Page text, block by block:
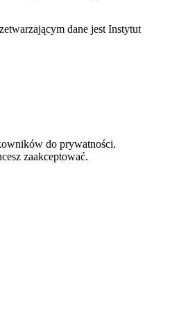
dane jest Instytut
do prywatności.
zaakceptować.